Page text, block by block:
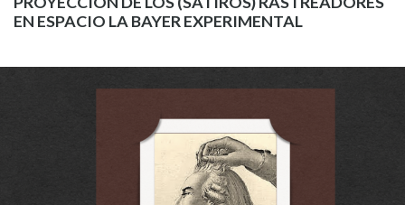
EN ESPACIO LA BAYER EXPERIMENTAL